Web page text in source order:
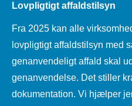
Lovpligtigt affaldstilsyn
Fra 2025 kan alle
lovpligtigt affaldstilsyn med
genanvendeligt affald skal
genanvendelse. Det stiller
dokumentation. Vi hjælper